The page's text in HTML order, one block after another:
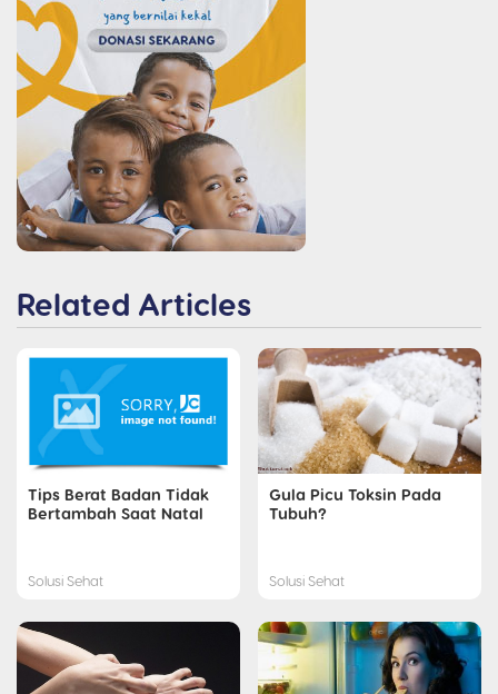
Related Articles
Tips Berat Badan Tidak
Bertambah Saat Natal
Solusi Sehat
Gula Picu Toksin Pada
Tubuh?
Solusi Sehat